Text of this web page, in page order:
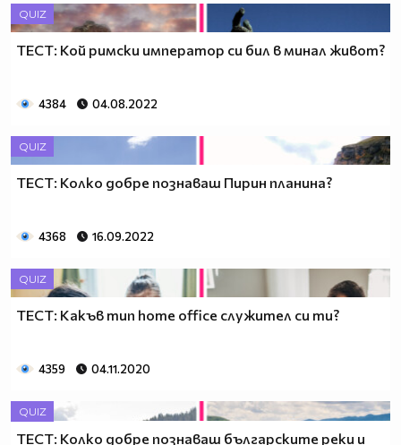
QUIZ
ТЕСТ: Кой римски император си бил в минал живот?
4384 04.08.2022
QUIZ
ТЕСТ: Колко добре познаваш Пирин планина?
4368 16.09.2022
QUIZ
ТЕСТ: Какъв тип home office служител си ти?
4359 04.11.2020
QUIZ
ТЕСТ: Колко добре познаваш българските реки и